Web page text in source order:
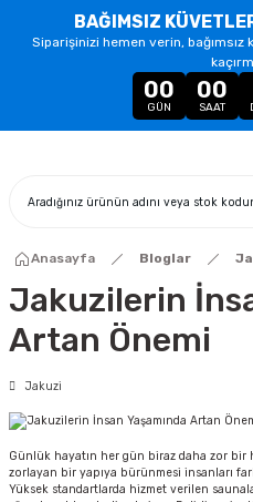
BAĞIMSIZ
Siparişinizi hemen verin,
00
GÜN
00
SAAT
Anasayfa Bloglar
Jakuzilerin
Artan Önemi
Jakuzi
Günlük hayatın her gün biraz daha zor
zorlayan bir yapıya bürünmesi insanları
Yüksek standartlarda hizmet verilen